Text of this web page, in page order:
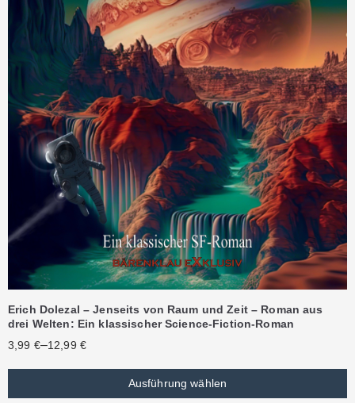
Erich Dolezal – Jenseits von Raum und Zeit – Roman aus
drei Welten: Ein klassischer Science-Fiction-Roman
3,99 €–12,99 €
Ausführung wählen